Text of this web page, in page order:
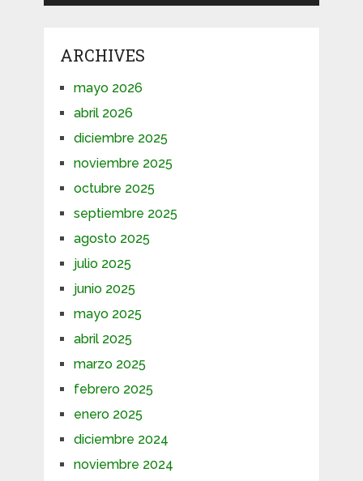
ARCHIVES
mayo 2026
abril 2026
diciembre 2025
noviembre 2025
octubre 2025
septiembre 2025
agosto 2025
julio 2025
junio 2025
mayo 2025
abril 2025
marzo 2025
febrero 2025
enero 2025
diciembre 2024
noviembre 2024